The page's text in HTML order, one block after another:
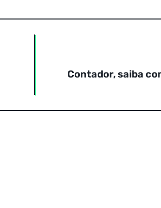
Contador, saiba